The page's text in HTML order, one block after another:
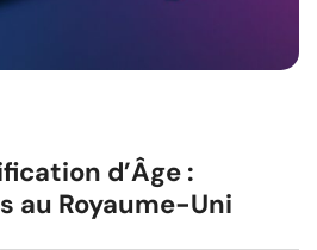
d’Âge :
au Royaume-Uni